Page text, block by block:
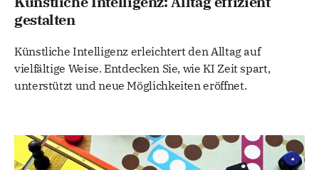
gestalten
Künstliche Intelligenz erleichtert den Alltag auf
vielfältige Weise. Entdecken Sie, wie KI Zeit spart,
unterstützt und neue Möglichkeiten eröffnet.